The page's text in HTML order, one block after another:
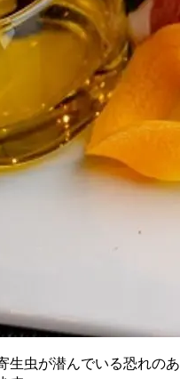
生虫が潜んでいる恐れのあ